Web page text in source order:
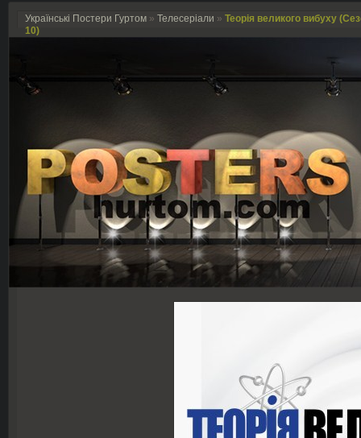
Українські Постери Гуртом » Телесеріали » Теорія великого вибуху
10)